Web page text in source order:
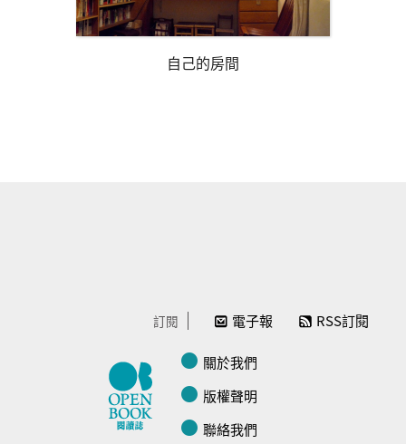
自己的房間
訂閱 電子報 RSS訂閱
關於我們
版權聲明
聯絡我們